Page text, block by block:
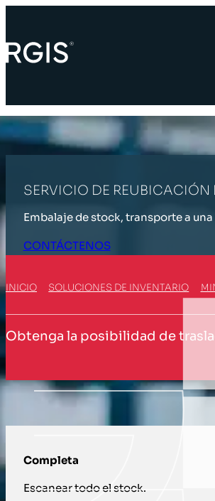
SERVICIO DE REUBICACIÓN
Embalaje de stock, transporte a
CONTÁCTENOS
INICIO SOLUCIONES DE INVENTARIO
Obtenga la posibilidad de
CÓMO TE APOYAMOS
Completa
Escanear todo el stock.